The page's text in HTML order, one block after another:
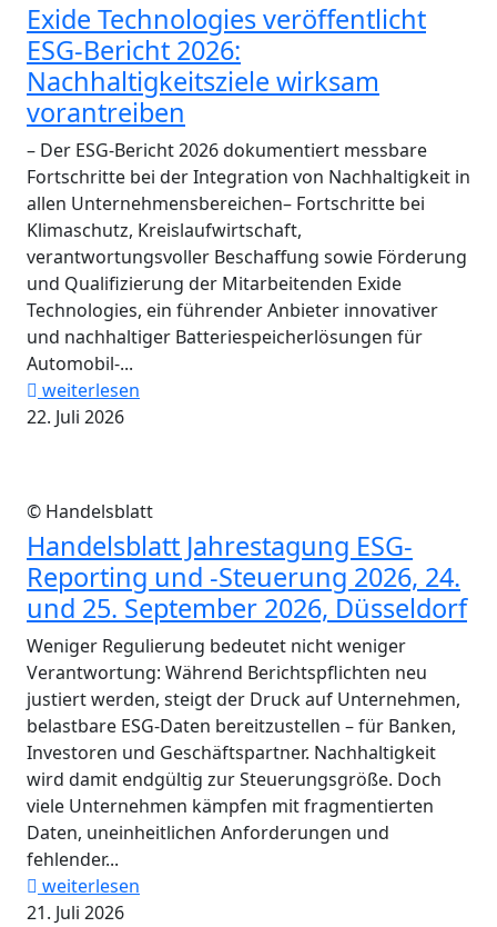
Exide Technologies veröffentlicht
ESG-Bericht 2026:
Nachhaltigkeitsziele wirksam
vorantreiben
– Der ESG-Bericht 2026 dokumentiert messbare
Fortschritte bei der Integration von Nachhaltigkeit in
allen Unternehmensbereichen– Fortschritte bei
Klimaschutz, Kreislaufwirtschaft,
verantwortungsvoller Beschaffung sowie Förderung
und Qualifizierung der Mitarbeitenden Exide
Technologies, ein führender Anbieter innovativer
und nachhaltiger Batteriespeicherlösungen für
Automobil-...
weiterlesen
22. Juli 2026
© Handelsblatt
Handelsblatt Jahrestagung ESG-
Reporting und -Steuerung 2026, 24.
und 25. September 2026, Düsseldorf
Weniger Regulierung bedeutet nicht weniger
Verantwortung: Während Berichtspflichten neu
justiert werden, steigt der Druck auf Unternehmen,
belastbare ESG-Daten bereitzustellen – für Banken,
Investoren und Geschäftspartner. Nachhaltigkeit
wird damit endgültig zur Steuerungsgröße. Doch
viele Unternehmen kämpfen mit fragmentierten
Daten, uneinheitlichen Anforderungen und
fehlender...
weiterlesen
21. Juli 2026